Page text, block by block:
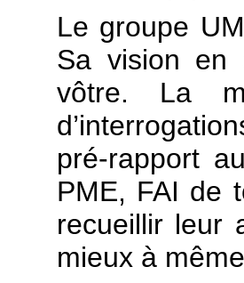
Le groupe
Sa vision en
vôtre. La
pré-rapport
PME, FAI de
recueillir leur
mieux à